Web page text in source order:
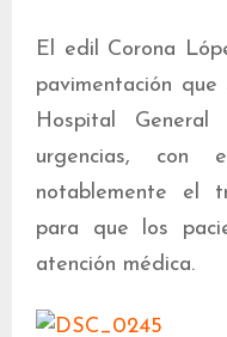
El edil Corona
pavimentación
Hospital
urgencias, con
notablemente el
para que los
atención médica.